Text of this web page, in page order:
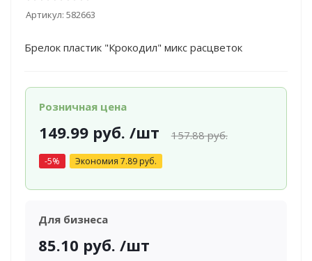
Артикул: 582663
Брелок пластик "Крокодил" микс расцветок
Розничная цена
149.99руб. /шт 157.88руб.
-5% Экономия 7.89руб.
Для бизнеса
85.10 руб. /шт